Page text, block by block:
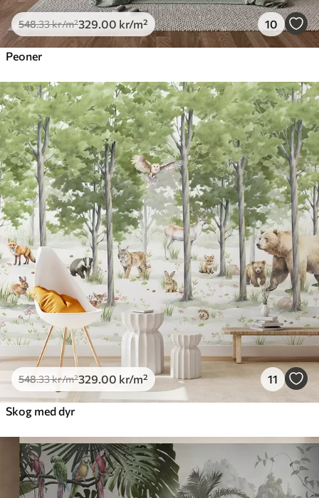
548.33kr/m²329 .00 kr/m² 10
Peoner
548.33kr/m²329 .00 kr/m² 11
Skog med dyr